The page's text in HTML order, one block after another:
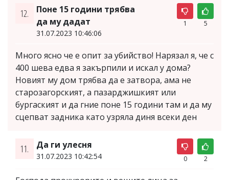
12.
Поне 15 години трябва
да му дадат
31.07.2023 10:46:06
1 5
Много ясно че е опит за убийство! Нарязал я, че с
400 шева едва я закърпили и искал у дома?
Новият му дом трябва да е затвора, ама не
старозагорският, а пазарджишкият или
бургаският и да гние поне 15 години там и да му
сцепват задника като узряла диня всеки ден
11. Да ги улесня
31.07.2023 10:42:54 0 2